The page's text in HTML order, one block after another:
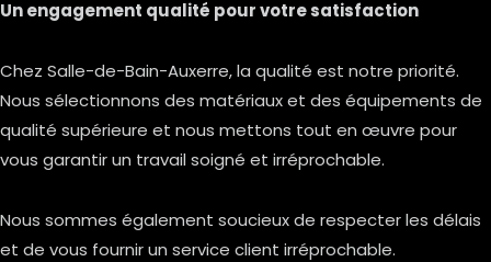
Un engagement qualité pour votre satisfaction
Chez Salle-de-Bain-Auxerre, la qualité est notre priorité.
Nous sélectionnons des matériaux et des équipements de
qualité supérieure et nous mettons tout en œuvre pour
vous garantir un travail soigné et irréprochable.
Nous sommes également soucieux de respecter les délais
et de vous fournir un service client irréprochable.